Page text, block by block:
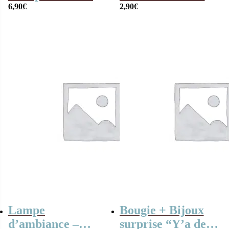
– 5 cm
6,90€
– Saint-Valentin
2,90€
Lampe
d’ambiance –
Bougie + Bijoux
surprise “Y’a de